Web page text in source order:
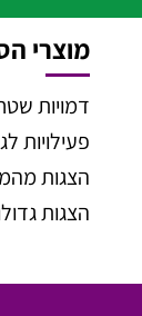
מוצרי
דמויות
פעילויות
הצגות
הצגות